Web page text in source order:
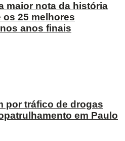
maior nota da história
os 25 melhores
anos finais
por tráfico de drogas
em Paulo